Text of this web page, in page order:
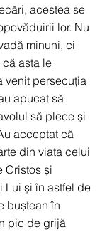
acestea se
lor. Nu
minuni, ci
asta le
venit persecuția
apucat să
să plece și
acceptat că
din viața celui
Cristos și
Lui și în astfel de
buștean în
pic de grijă